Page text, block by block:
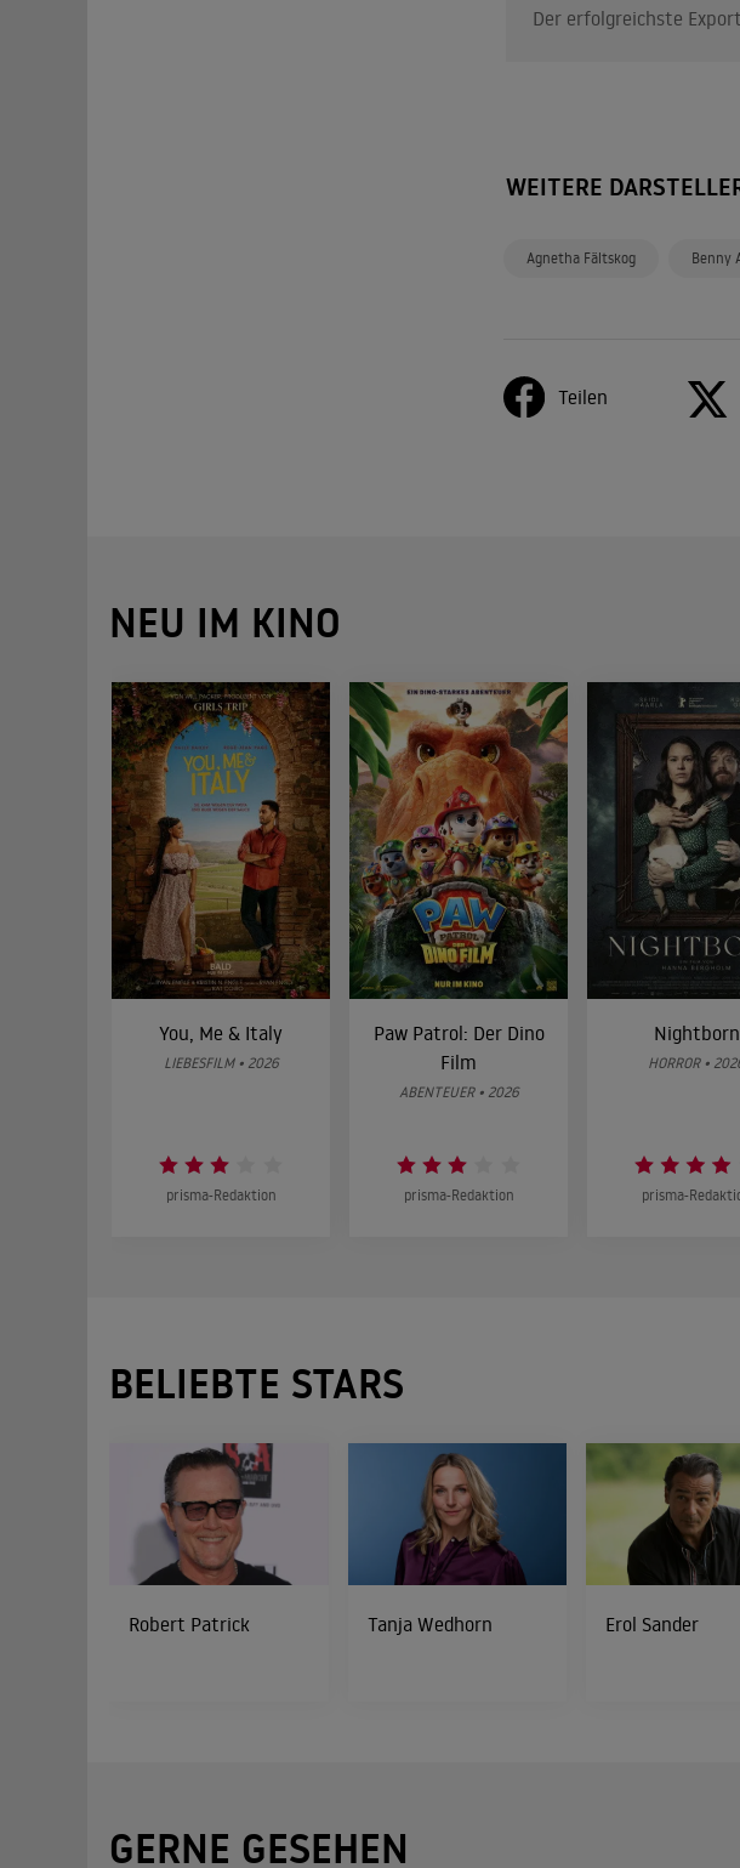
Der erfolgreichste
WEITERE
Agnetha Fältskog Benny
Teilen
NEU IM KINO
You, Me & Italy
LIEBESFILM • 2026
prisma-Redaktion
Paw Patrol: Der Dino
Film
ABENTEUER • 2026
prisma-Redaktion
Nightborn
HORROR •
prisma-
BELIEBTE STARS
Robert Patrick Tanja Wedhorn Erol Sander
GERNE GESEHEN